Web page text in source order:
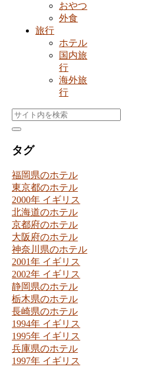
おやつ
外食
旅行
ホテル
国内旅
行
海外旅
行
タグ
福岡県のホテル
東京都のホテル
2000年 イギリス
北海道のホテル
京都府のホテル
大阪府のホテル
神奈川県のホテル
2001年 イギリス
2002年 イギリス
静岡県のホテル
栃木県のホテル
長崎県のホテル
1994年 イギリス
1995年 イギリス
兵庫県のホテル
1997年 イギリス